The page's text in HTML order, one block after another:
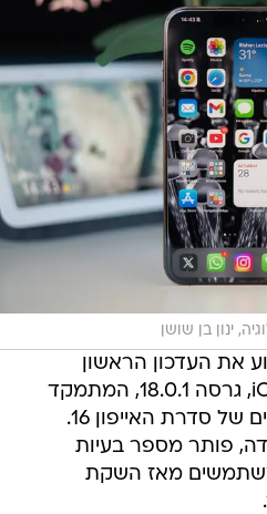
ינון בן שושן
את העדכון הראשון
למערכת ההפעלה iOS 18, גרסה 18.0.1, המתמקד
בשיפור היציבות והביצועים של סדרת האייפון 16.
פותר מספר בעיות
משתמשים מאז השקת